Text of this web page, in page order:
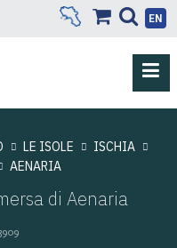
EN
LE ISOLE
ISCHIA
AENARIA
di Aenaria